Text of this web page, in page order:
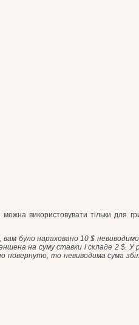
використовувати тільки для
було нараховано 10 $
на суму ставки і складе 2 $. У
повернуто, то невиводима сума